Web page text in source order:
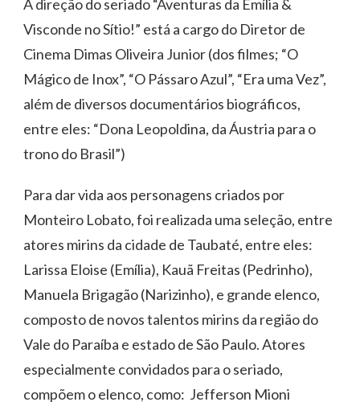
A direção do seriado “Aventuras da Emília &
Visconde no Sítio!” está a cargo do Diretor de
Cinema Dimas Oliveira Junior (dos filmes; “O
Mágico de Inox”, “O Pássaro Azul”, “Era uma Vez”,
além de diversos documentários biográficos,
entre eles: “Dona Leopoldina, da Áustria para o
trono do Brasil”)
Para dar vida aos personagens criados por
Monteiro Lobato, foi realizada uma seleção, entre
atores mirins da cidade de Taubaté, entre eles:
Larissa Eloise (Emília), Kauã Freitas (Pedrinho),
Manuela Brigagão (Narizinho), e grande elenco,
composto de novos talentos mirins da região do
Vale do Paraíba e estado de São Paulo. Atores
especialmente convidados para o seriado,
compõem o elenco, como: Jefferson Mioni